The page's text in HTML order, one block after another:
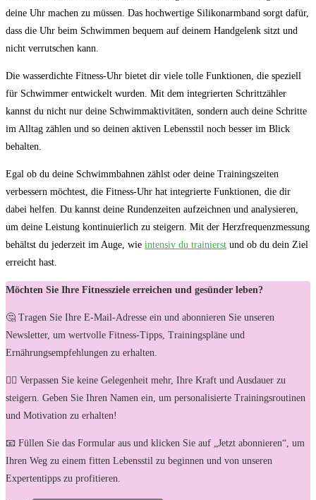
deine Uhr ​machen zu müssen. Das hochwertige Silikonarmband sorgt dafür,
dass die⁣ Uhr beim Schwimmen bequem auf deinem Handgelenk sitzt‌ und​
nicht verrutschen kann.
Die⁤ wasserdichte​ Fitness-Uhr bietet dir viele tolle Funktionen, die speziell
für Schwimmer entwickelt ⁣wurden. Mit⁤ dem integrierten Schrittzähler⁤
kannst du nicht ‍nur deine Schwimmaktivitäten, sondern‌ auch deine ⁣Schritte‍
im Alltag zählen und so deinen aktiven Lebensstil noch besser⁢ im Blick
behalten.
Egal ob du deine Schwimmbahnen ⁣zählst⁤ oder deine Trainingszeiten
verbessern⁤ möchtest, ⁢die Fitness-Uhr hat integrierte ⁢Funktionen, die dir
dabei helfen. Du⁣ kannst deine Rundenzeiten ⁤aufzeichnen​ und analysieren,‍
um deine Leistung kontinuierlich zu steigern. Mit ⁢der Herzfrequenzmessung
behältst ⁣du ‍jederzeit ⁤im Auge,⁤ wie intensiv du trainierst und⁣ ob du dein Ziel
erreicht ‍hast.
Möchten Sie Ihre Fitnessziele erreichen und gesünder leben?
🤔 Tragen Sie Ihre E-Mail-Adresse ein und abonnieren Sie unseren
Newsletter, um wertvolle Fitness-Tipps, Trainingspläne und
Ernährungsempfehlungen zu erhalten.
🏋️‍♀️ Verpassen Sie keine Gelegenheit mehr, Ihre Kraft und Ausdauer zu
steigern. Geben Sie Ihren Namen ein, um personalisierte Trainingsroutinen
und Motivation zu erhalten!
📧 Füllen Sie das Formular aus und klicken Sie auf „Jetzt abonnieren“, um
Ihren Weg zu einem fitten Lebensstil zu beginnen und von unseren
Expertentipps zu profitieren.